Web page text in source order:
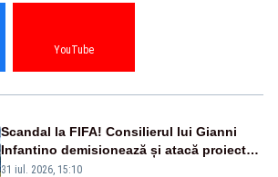
YouTube
Scandal la FIFA! Consilierul lui Gianni
Infantino demisionează și atacă proiectul
privind investitorii străini
31 iul. 2026, 15:10